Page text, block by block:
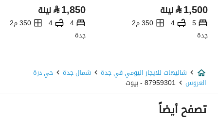
⃁1,500 ليلة
5
4
350 م2
جدة
⃁1,850 ليلة
4
4
350 م2
جدة
شاليهات للايجار اليومي في جدة شمال جدة حي درة
العروس 87959301 - بيوت
تصفح أيضاً